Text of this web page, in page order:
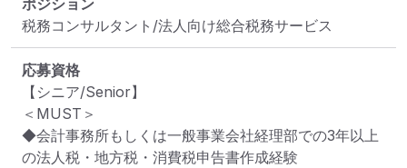
ポジション
税務コンサルタント/法人向け総合税務サービス
応募資格
【シニア/Senior】
＜MUST＞
◆会計事務所もしくは一般事業会社経理部での3年以上
の法人税・地方税・消費税申告書作成経験